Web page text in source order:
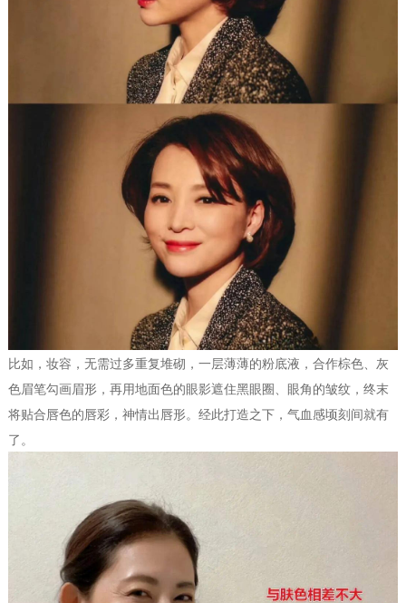
比如，妆容，无需过多重复堆砌，一层薄薄的粉底液，合作棕色、灰
色眉笔勾画眉形，再用地面色的眼影遮住黑眼圈、眼角的皱纹，终末
将贴合唇色的唇彩，神情出唇形。经此打造之下，气血感顷刻间就有
了。